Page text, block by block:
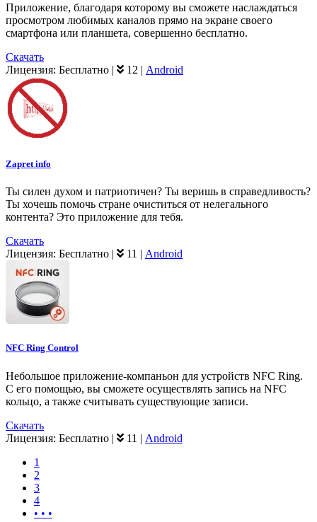
Приложение, благодаря которому вы сможете наслаждаться
просмотром любимых каналов прямо на экране своего
смартфона или планшета, совершенно бесплатно.
Скачать
Лицензия: Бесплатно | 12 | Android
Zapret info
Ты силен духом и патриотичен? Ты веришь в справедливость?
Ты хочешь помочь стране очиститься от нелегального
контента? Это приложение для тебя.
Скачать
Лицензия: Бесплатно | 11 | Android
NFC Ring Control
Небольшое приложение-компаньон для устройств NFC Ring.
С его помощью, вы сможете осуществлять запись на NFC
кольцо, а также считывать существующие записи.
Скачать
Лицензия: Бесплатно | 11 | Android
1
2
3
4
• • •